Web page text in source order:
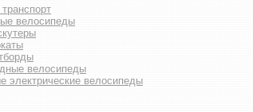
велосипеды
велосипеды
электрические велосипеды